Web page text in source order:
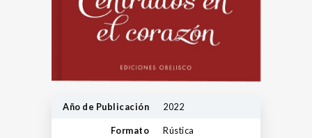
Año de Publicación 2022
Formato Rústica